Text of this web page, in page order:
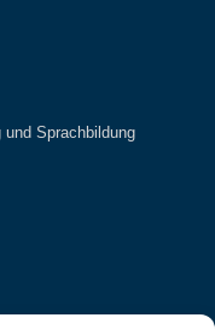
Sprachbildung